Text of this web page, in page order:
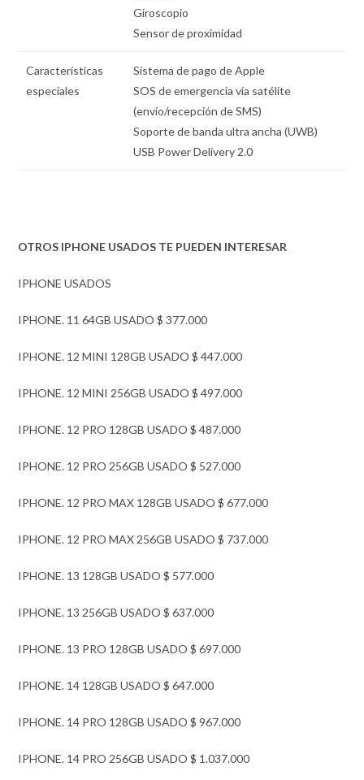
Giroscopio
Sensor de proximidad
Características
especiales
Sistema de pago de Apple
SOS de emergencia vía satélite
(envío/recepción de SMS)
Soporte de banda ultra ancha (UWB)
USB Power Delivery 2.0
OTROS IPHONE USADOS TE PUEDEN INTERESAR
IPHONE USADOS
IPHONE. 11 64GB USADO $ 377.000
IPHONE. 12 MINI 128GB USADO $ 447.000
IPHONE. 12 MINI 256GB USADO $ 497.000
IPHONE. 12 PRO 128GB USADO $ 487.000
IPHONE. 12 PRO 256GB USADO $ 527.000
IPHONE. 12 PRO MAX 128GB USADO $ 677.000
IPHONE. 12 PRO MAX 256GB USADO $ 737.000
IPHONE. 13 128GB USADO $ 577.000
IPHONE. 13 256GB USADO $ 637.000
IPHONE. 13 PRO 128GB USADO $ 697.000
IPHONE. 14 128GB USADO $ 647.000
IPHONE. 14 PRO 128GB USADO $ 967.000
IPHONE. 14 PRO 256GB USADO $ 1.037.000